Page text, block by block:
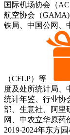
国际机场协会（
航空协会（
铁局、中国公网、
（CFLP）等
度及处所统计局、
统计年鉴、行业协
部、生意社、阿里
网、中农立华原药
2019-2024年东方